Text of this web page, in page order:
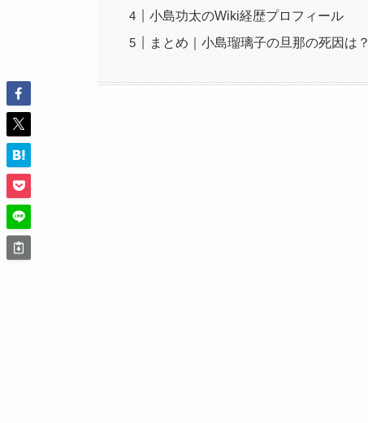
小島功太のWiki経歴プロフィール
まとめ｜小島瑠璃子の旦那の死因は？